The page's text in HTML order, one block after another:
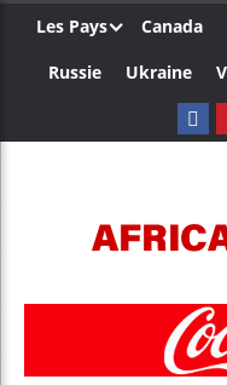
Les Pays Canada
Russie
Ukraine